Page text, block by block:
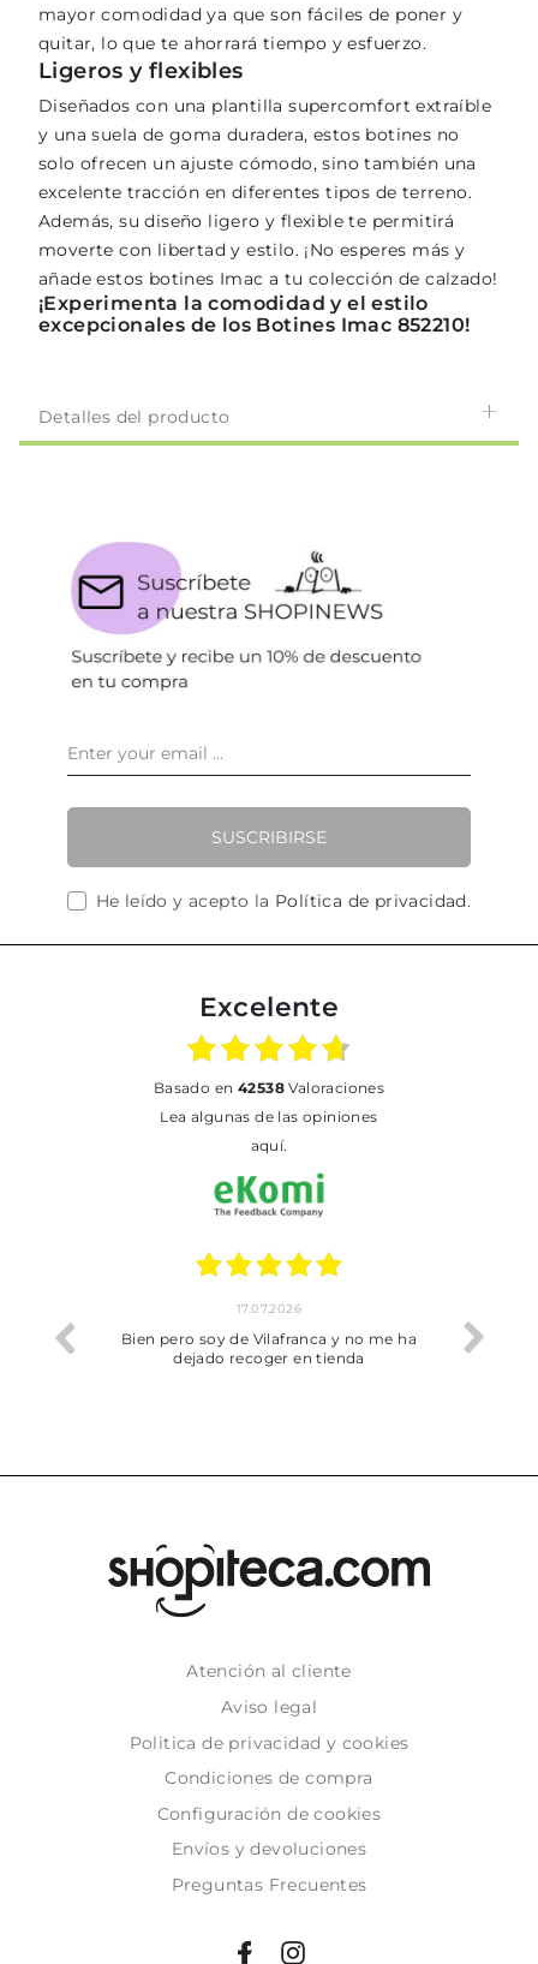
mayor comodidad ya que son fáciles de poner y
quitar, lo que te ahorrará tiempo y esfuerzo.
Ligeros y flexibles
Diseñados con una plantilla supercomfort extraíble
y una suela de goma duradera, estos botines no
solo ofrecen un ajuste cómodo, sino también una
excelente tracción en diferentes tipos de terreno.
Además, su diseño ligero y flexible te permitirá
moverte con libertad y estilo. ¡No esperes más y
añade estos botines Imac a tu colección de calzado!
¡Experimenta la comodidad y el estilo
excepcionales de los Botines Imac 852210!
Detalles del producto
SUSCRIBIRSE
He leído y acepto la Política de privacidad.
Excelente
basado en 42538Valoraciones
Lea algunas de las opiniones
aquí.
trobat
17.07.2026
Bien pero soy de Vilafranca y no me ha
dejado recoger en tienda
Atención al cliente
Aviso legal
Politica de privacidad y cookies
Condiciones de compra
Configuración de cookies
Envíos y devoluciones
Preguntas Frecuentes